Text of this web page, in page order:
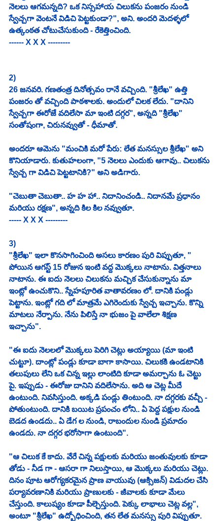
నెలలు ఆగమన్నది? ఒక నిస్సహాయ చిలుకను పంజరం నుండి
స్వేచ్చగా వెంటనే విడిచి పెట్టకుండా?", అని. అందరి మెదళ్ళలో
ఉత్కంఠత చోటుచేసుకుంది - రేకెత్తించింది.
------ X X X ---------
2)
26 జనవరి. గణతంత్ర దినోత్సవం రానే వచ్చింది. "శ్రీలేఖ" ఉత్తి
పంజరం తో వచ్చింది పాఠశాలకు. అందులో చిలక లేదు. "దానిని
స్వేచ్చగా ఈరోజే వదిలేసా మా ఇంటి దగ్గర", అన్నది "శ్రీలేఖ"
సంతోషంగా, చిరునవ్వుతో - ధీమాతో.
అందరూ ఆమెను "మంచికి మరో పేరు: లేత మనస్సుల శ్రీలేఖ" అని
కొనియాడారు. కుతుహలంగా, "5 నెలలు ఎందుకు ఆగావు.. చిలుకను
స్వేచ్చ గా విడిచి పెట్టటానికి?" అని అడిగారు.
"చెబుతా చెబుతా.. హ హ హా.. నిదానించండి.. నిదానమే ప్రధానం
మరియు రక్షణ", అన్నది కిల కిల నవ్వుతూ.
----- X X X ---------
3)
"శ్రీలేఖ" ఇలా కొనసాగించింది అసలు కారణం పురి విప్పుతూ, "
పోయిన ఆగస్ట్ 15 రోజున ఇంటి వద్ద మొక్కలు నాటాను. విత్తనాలు
నాటాను. ఈ ఐదు నెలలు చిలుకను మచ్చిక చేసుకున్నాను మా
ఇంట్లో ఉంచుకొని.. స్నేహపూరిత వాతావరణం లో. దానికి పండ్లు
పెట్టాను. ఇంట్లో గది లో మాత్రమే ఎగిరెందుకు స్వేచ్చ ఇచ్చాను. కొన్ని
మాటలు నేర్పాను. నేను పిలిస్తే నా భుజం పై వాలేలా శిక్షణ
ఇచ్చాను".
"ఈ ఐదు నెలలలో మొక్కలు పెరిగి చెట్లు అయ్యాయి (మా ఇంటి
చుట్టూ). దాంట్లో పండ్లు కూడా బాగా కాసాయి. చిలుకకి ఉండటానికి
తలుపులు లేని ఒక చిన్న ఇల్లు లాంటిది కూడా అమర్చాను ఓ చెట్టు
పై. ఇప్పుడు - ఈరోజు దానిని వదిలేసాను. అది ఆ చెట్ల మీదే
ఉంటుంది. నివసిస్తుంది. అక్కడి పండ్లు తింటుంది. నా దగ్గరకు వచ్చీ -
పోతుంటుంది. దానికి బయిట ప్రపంచం లోని.. ఏ పెద్ద పక్షుల నుండి
బెడద ఉండదు.. ఏ డేగ ల నుండి, రాబందుల నుండి ప్రమాదం
ఉండదు. నా దగ్గర భరోసాగా ఉంటుంది".
"ఆ చిలుక కే కాదు. వేరే చిన్న పక్షులకు మరియు జంతువులకు కూడా
తోడు - నీడ గా - ఆసరా గా నిలుస్తాయి, ఆ మొక్కలు మరియు చెట్లు.
దినం పూట ఆరోగ్యకరమైన ప్రాణ వాయువు (ఆక్సిజన్) విడుదల చేసి
పర్యావరణానికి మరియు ప్రాణులకు - జీవాలకు కూడా మేలు
చేస్తుంది. కాలుష్యం కూడా పీల్చెస్తుంది. పెక్కు లాభాలు చెట్ల వల్ల",
అంటూ "శ్రీలేఖ" ఉద్భోధించింది, తన లేత మనస్సు పురి విప్పుతూ.